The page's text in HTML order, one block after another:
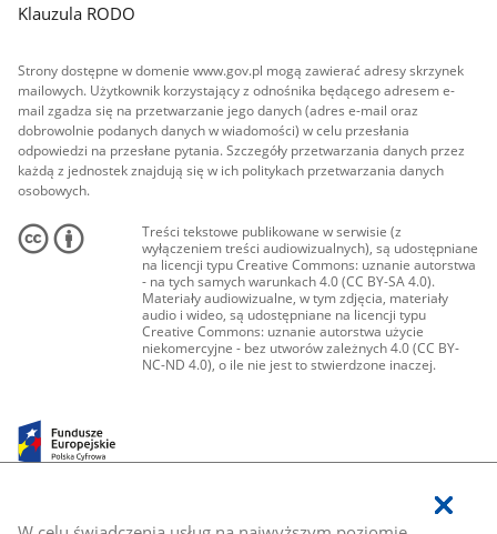
Klauzula RODO
Strony dostępne w domenie www.gov.pl mogą zawierać adresy skrzynek
mailowych. Użytkownik korzystający z odnośnika będącego adresem e-
mail zgadza się na przetwarzanie jego danych (adres e-mail oraz
dobrowolnie podanych danych w wiadomości) w celu przesłania
odpowiedzi na przesłane pytania. Szczegóły przetwarzania danych przez
każdą z jednostek znajdują się w ich politykach przetwarzania danych
osobowych.
Treści tekstowe publikowane w serwisie (z
wyłączeniem treści audiowizualnych), są udostępniane
na licencji typu Creative Commons: uznanie autorstwa
- na tych samych warunkach 4.0 (CC BY-SA 4.0).
Materiały audiowizualne, w tym zdjęcia, materiały
audio i wideo, są udostępniane na licencji typu
Creative Commons: uznanie autorstwa użycie
niekomercyjne - bez utworów zależnych 4.0 (CC BY-
NC-ND 4.0), o ile nie jest to stwierdzone inaczej.